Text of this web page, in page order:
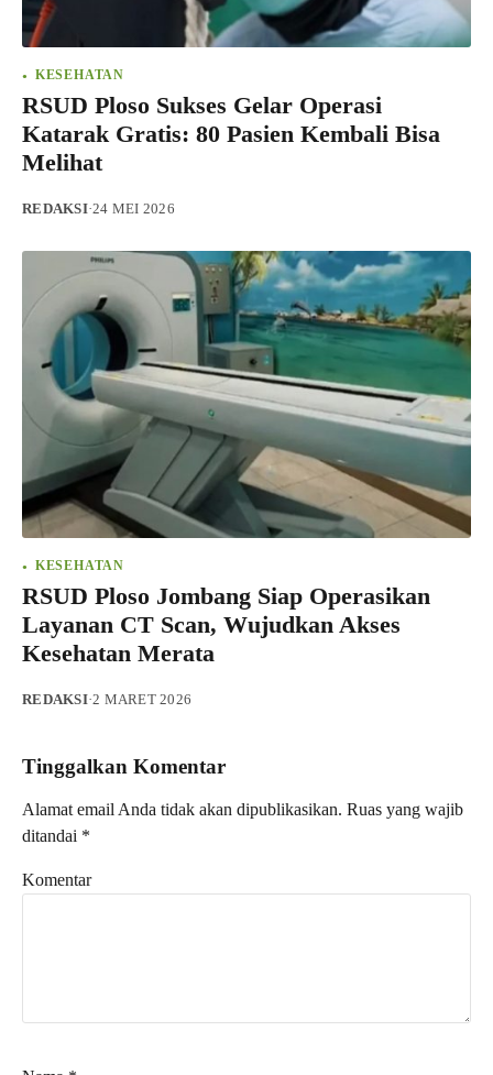
KESEHATAN
RSUD Ploso Sukses Gelar Operasi
Katarak Gratis: 80 Pasien Kembali Bisa
Melihat
REDAKSI·24 MEI 2026
KESEHATAN
RSUD Ploso Jombang Siap Operasikan
Layanan CT Scan, Wujudkan Akses
Kesehatan Merata
REDAKSI·2 MARET 2026
Tinggalkan Komentar
Alamat email Anda tidak akan dipublikasikan. Ruas yang wajib
ditandai *
Komentar